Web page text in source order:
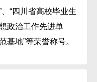
“四川省高校毕业生
政治工作先进单
基地”等荣誉称号。